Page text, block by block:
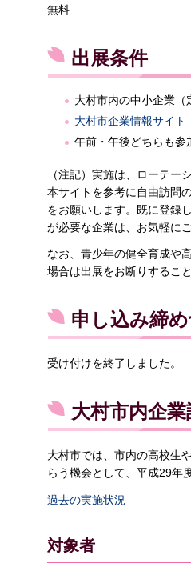
無料
出展条件
大村市内の中小企業（
大村市企業情報サイト
午前・午後どちらも参
（注記）実施は、ローテー
本サイトを参考に自由訪問
をお願いします。既に登録
が必要な企業は、お気軽に
なお、青少年の健全育成や
場合は出展をお断りするこ
申し込み締め
受け付けを終了しました。
大村市内企
大村市では、市内の高校生
らう機会として、平成29年
過去の実施状況
対象者